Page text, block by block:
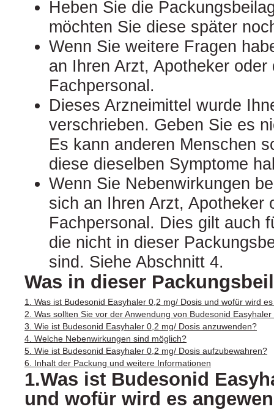
Heben Sie die
möchten Sie diese später
Wenn Sie weitere Fragen
an Ihren Arzt, Apotheker
Fachpersonal.
Dieses Arzneimittel wurde
verschrieben. Geben Sie es
Es kann anderen Menschen
diese dieselben Symptome
Wenn Sie Nebenwirkungen
sich an Ihren Arzt, Apotheker
Fachpersonal. Dies gilt auch
die nicht in dieser
sind. Siehe Abschnitt 4.
Was in dieser
1. Was ist Budesonid Easyhaler 0,2 mg/ Dosis und wofür wird
2. Was sollten Sie vor der Anwendung von Budesonid
3. Wie ist Budesonid Easyhaler 0,2 mg/ Dosis anzuwenden?
4. Welche Nebenwirkungen sind möglich?
5. Wie ist Budesonid Easyhaler 0,2 mg/ Dosis aufzubewahren?
6. Inhalt der Packung und weitere Informationen
1.Was ist Budesonid
und wofür wird es